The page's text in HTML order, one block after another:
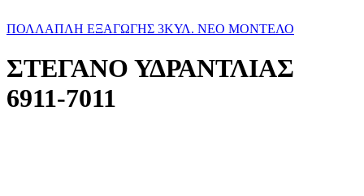
ΠΟΛΛΑΠΛΗ ΕΞΑΓΩΓΗΣ 3ΚΥΛ. ΝΕΟ ΜΟΝΤΕΛΟ
ΣΤΕΓΑΝΟ ΥΔΡΑΝΤΛΙΑΣ
6911-7011